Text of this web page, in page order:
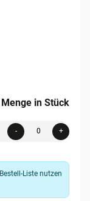
Menge in Stück
- +
Liste nutzen